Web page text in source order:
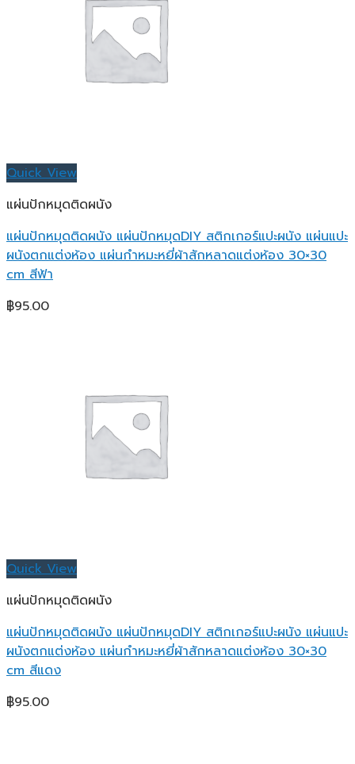
Quick View
แผ่นปักหมุดติดผนัง
แผ่นปักหมุดติดผนัง แผ่นปักหมุดDIY สติกเกอร์แปะผนัง แผ่นแปะ
ผนังตกแต่งห้อง แผ่นกำหมะหยี่ผ้าสักหลาดแต่งห้อง 30×30
cm สีฟ้า
฿95.00
Quick View
แผ่นปักหมุดติดผนัง
แผ่นปักหมุดติดผนัง แผ่นปักหมุดDIY สติกเกอร์แปะผนัง แผ่นแปะ
ผนังตกแต่งห้อง แผ่นกำหมะหยี่ผ้าสักหลาดแต่งห้อง 30×30
cm สีแดง
฿95.00